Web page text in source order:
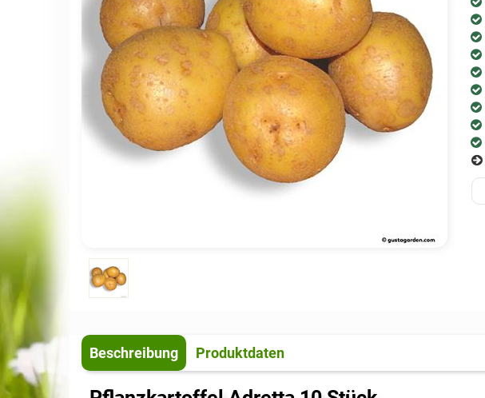
Beschreibung Produktdaten